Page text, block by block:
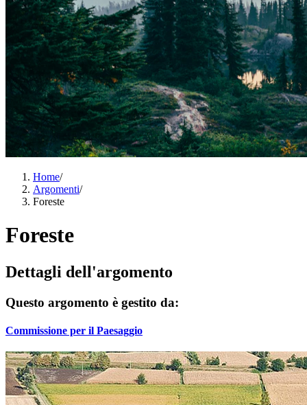
Home/
Argomenti/
Foreste
Foreste
Dettagli dell'argomento
Questo argomento è gestito da:
Commissione per il Paesaggio